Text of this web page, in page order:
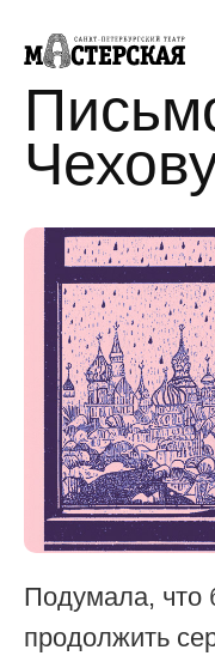
Подумала, что
продолжить